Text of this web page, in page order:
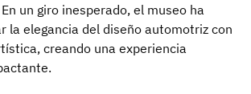
un giro inesperado, el museo ha
la elegancia del diseño automotriz con
creando una experiencia